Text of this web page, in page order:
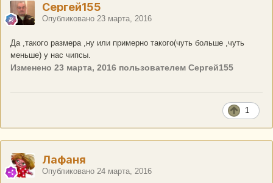
Сергей155
Опубликовано 23 марта, 2016
Да ,такого размера ,ну или примерно такого(чуть больше ,чуть
меньше) у нас чипсы.
Изменено 23 марта, 2016 пользователем Сергей155
1
Лафаня
Опубликовано 24 марта, 2016